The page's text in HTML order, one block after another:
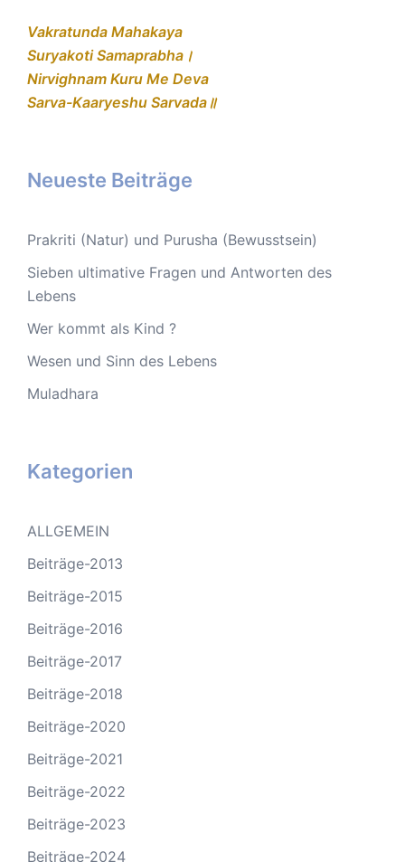
Vakratunda Mahakaya
Suryakoti Samaprabha।
Nirvighnam Kuru Me Deva
Sarva-Kaaryeshu Sarvada॥
Neueste Beiträge
Prakriti (Natur) und Purusha (Bewusstsein)
Sieben ultimative Fragen und Antworten des
Lebens
Wer kommt als Kind ?
Wesen und Sinn des Lebens
Muladhara
Kategorien
ALLGEMEIN
Beiträge-2013
Beiträge-2015
Beiträge-2016
Beiträge-2017
Beiträge-2018
Beiträge-2020
Beiträge-2021
Beiträge-2022
Beiträge-2023
Beiträge-2024